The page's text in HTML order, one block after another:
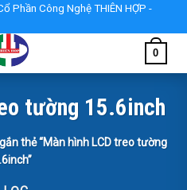
Phần Công Nghệ THIÊN HỢP -
0
tường 15.6inch
thẻ “Màn hình LCD treo tường